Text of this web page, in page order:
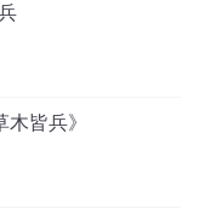
皆兵》